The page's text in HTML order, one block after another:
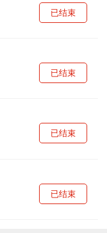
已结束
已结束
已结束
已结束